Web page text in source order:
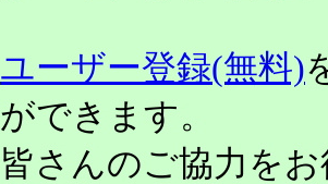
ユーザー登録(無料)
ができます。
皆さんのご協力を